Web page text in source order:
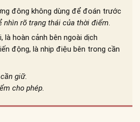
đông không dùng để đoán trước
nhìn rõ trạng thái của thời điểm.
là hoàn cảnh bên ngoài dịch
động, là nhịp điệu bên trong cần
giữ.
cho phép.